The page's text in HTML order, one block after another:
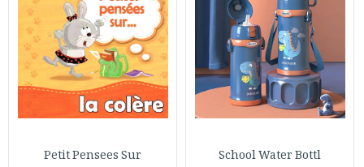
School Water Bottl
Petit Pensees Sur